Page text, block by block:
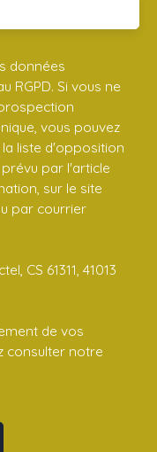
données
RGPD. Si vous ne
vous pouvez
liste d'opposition
par l'article
sur le site
par courrier
CS 61311, 41013
de vos
consulter notre